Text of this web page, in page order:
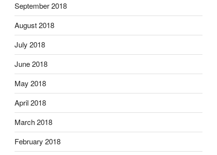
September 2018
August 2018
July 2018
June 2018
May 2018
April 2018
March 2018
February 2018